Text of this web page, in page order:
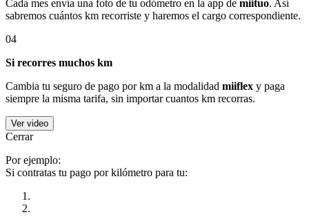
Cada mes envía una foto de tu odómetro en la app de miituo. Así
sabremos cuántos km recorriste y haremos el cargo correspondiente.
04
Si recorres muchos km
Cambia tu seguro de pago por km a la modalidad miiflex y paga
siempre la misma tarifa, sin importar cuantos km recorras.
Ver video
Cerrar
Por ejemplo:
Si contratas tu pago por kilómetro para tu: